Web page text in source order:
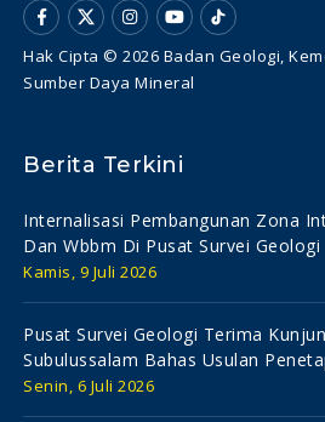
Hak Cipta © 2026 Badan Geologi,
Sumber Daya Mineral
Berita Terkini
Internalisasi Pembangunan Zona
Dan Wbbm Di Pusat Survei Geologi
Kamis, 9 Juli 2026
Pusat Survei Geologi Terima
Subulussalam Bahas Usulan
Senin, 6 Juli 2026